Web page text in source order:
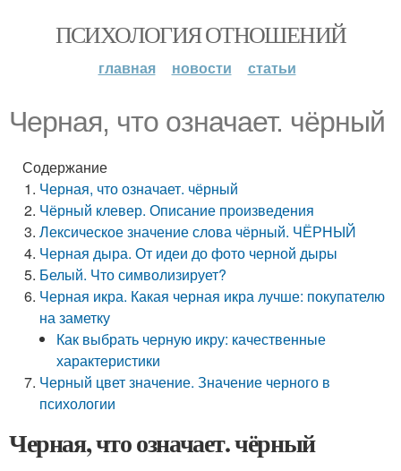
ПСИХОЛОГИЯ ОТНОШЕНИЙ
главная новости статьи
Черная, что означает. чёрный
Содержание
Черная, что означает. чёрный
Чёрный клевер. Описание произведения
Лексическое значение слова чёрный. ЧЁРНЫЙ
Черная дыра. От идеи до фото черной дыры
Белый. Что символизирует?
Черная икра. Какая черная икра лучше: покупателю
на заметку
Как выбрать черную икру: качественные
характеристики
Черный цвет значение. Значение черного в
психологии
Черная, что означает. чёрный